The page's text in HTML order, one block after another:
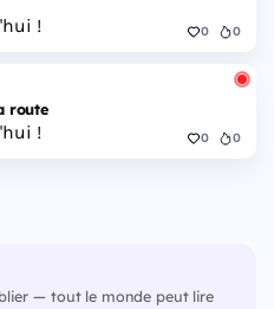
! 0 0
route
! 0 0
— tout le monde peut lire